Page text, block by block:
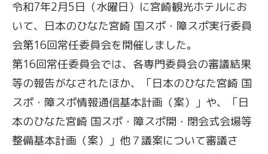
令和7年2月5日（水曜日）に宮崎観光ホテルにお
いて、日本のひなた宮崎 国スポ・障スポ実行委員
会第16回常任委員会を開催しました。
第16回常任委員会では、各専門委員会の審議結果
等の報告がなされたほか、「日本のひなた宮崎 国
スポ・障スポ情報通信基本計画（案）」や、「日
本のひなた宮崎 国スポ・障スポ開・閉会式会場等
整備基本計画（案）」他７議案について審議さ